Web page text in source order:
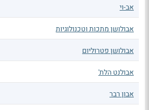
אב-וי
אבולושן מתכות וטכנולוגיות
אבולושן פטרוליום
אבולנט הלת'
אבון רבר